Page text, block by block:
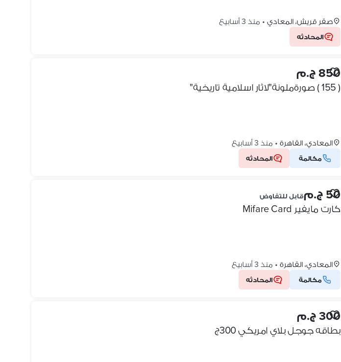
صقر قريش، المعادي • منذ 3 أسابيع
المحادثه
850 ج.م
( 155 ) صورةملونة"لاثار اسلامية تاريخية"
المعادي، القاهرة • منذ 3 أسابيع
مكالمة المحادثه
50 ج.م قابل للتفاوض
كارت مايفير Mifare Card
المعادي، القاهرة • منذ 3 أسابيع
مكالمة المحادثه
300 ج.م
بطاقه جوجل بلاي امريكي 300ج